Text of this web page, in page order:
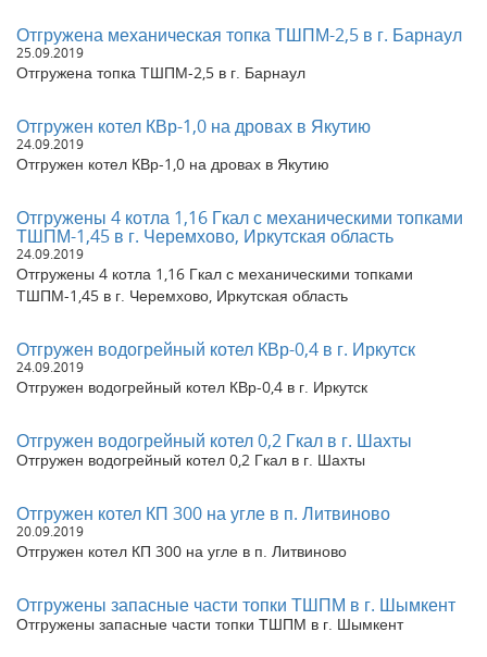
Отгружен котел на угле КВр-0,5 в г. Братск
Отгружен котел на дровах 1,0 Гкал в г. Тверь
Отгружен водогрейный котел КВр-1,1 в г. Курган
Отгружен котел на угле КВр-0,2 в г. Макушино, Курсканская
обл
Отгружен Котел КВм-1,0 с ТШПМ в с. Вольно-Надежденское,
Отгружен паровой котел КВ 300 на угле в г. Кемерово
Отгружен котел на угле КВр-0,4 в г. Новокузнецк
Отгружен котел на дровах 1,25 Гкал в Санкт-Петербург
Отгружен водогрейный котел КВр-0,8 в г. Нижний Новгород
Отгружен котел на угле КВр-0,4 в г. Владивосток
Отгружен котел водогрейный угольный КВр-0,6 в г. Караганда
Отгружен угольный котел КВр-0,5 в Тверскую область. г.
Бологое
в Ивановскую область. г. Тейково
Отгружен Котел на дровах 0,2 Гкал в Красноярский край, г.
Ногинск
Отгружены Циклоны ЦН-11-500 в г. Москва
Отгружен водогрейный угольный котел КВр-0,3 в г. Бийск
Отгружена механическая топка ТШПМ-2,5 в г. Барнаул
25.09.2019
Отгружена топка ТШПМ-2,5 в г. Барнаул
Отгружен котел КВр-1,0 на дровах в Якутию
24.09.2019
Отгружен котел КВр-1,0 на дровах в Якутию
Отгружены 4 котла 1,16 Гкал с механическими топками
ТШПМ-1,45 в г. Черемхово, Иркутская область
24.09.2019
Отгружены 4 котла 1,16 Гкал с механическими топками
ТШПМ-1,45 в г. Черемхово, Иркутская область
Отгружен водогрейный котел КВр-0,4 в г. Иркутск
24.09.2019
Отгружен водогрейный котел КВр-0,4 в г. Иркутск
Отгружен водогрейный котел 0,2 Гкал в г. Шахты
Отгружен водогрейный котел 0,2 Гкал в г. Шахты
Отгружен котел КП 300 на угле в п. Литвиново
20.09.2019
Отгружен котел КП 300 на угле в п. Литвиново
Отгружены запасные части топки ТШПМ в г. Шымкент
Отгружены запасные части топки ТШПМ в г. Шымкент